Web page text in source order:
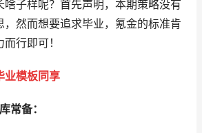
啥子样呢？首先声明，本期策略没有
，然而想要追求毕业，氪金的标准肯
行即可！
业模板同享
常备：